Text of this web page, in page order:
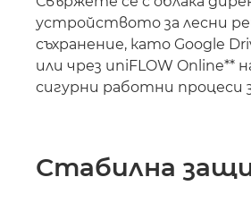
устройството за лесни
съхранение, като Google
или чрез uniFLOW Online**
сигурни работни процеси
Стабилна